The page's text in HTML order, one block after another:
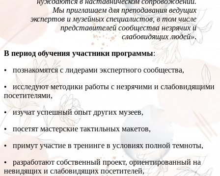
Мы приглашаем для преподавания ведущих
экспертов и музейных специалистов, в том числе
представителей сообщества незрячих и
слабовидящих людей».
В период обучения участники программы:
• познакомятся с лидерами экспертного сообщества,
• исследуют методики работы с незрячими и слабовидящими
посетителями,
• изучат успешный опыт других музеев,
• посетят мастерские тактильных макетов,
• примут участие в тренинге в условиях полной темноты,
• разработают собственный проект, ориентированный на
невидящих и слабовидящих посетителей,